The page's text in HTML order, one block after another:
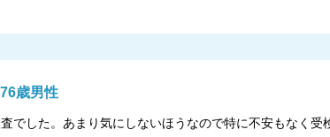
76歳男性
でした。あまり気にしないほうなので特に不安もなく